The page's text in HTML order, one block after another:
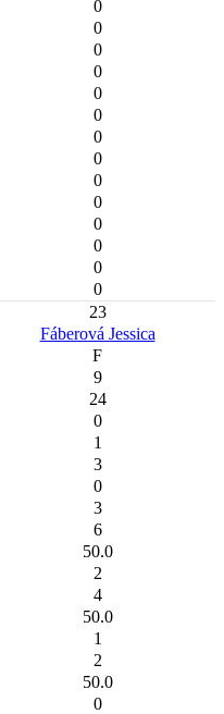
0
0
0
0
0
0
0
0
0
0
0
0
0
0
23
Fáberová Jessica
F
9
24
0
1
3
0
3
6
50.0
2
4
50.0
1
2
50.0
0